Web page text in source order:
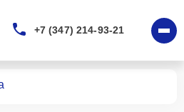
+7 (347) 214-93-21